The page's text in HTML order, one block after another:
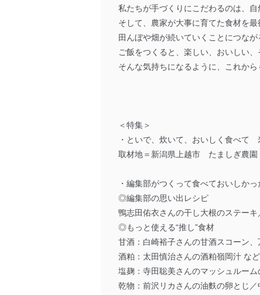
私たちが手づくりにこだわるのは、
そして、農家が大事に育てた食材を最
田んぼや畑が続いていくことにつなが
ご飯をつくると、楽しい、おいしい、
そんな気持ちになるように、これか
＜特集＞
・といで、炊いて、おいしく食べて
取材地＝新潟県上越市 たましぎ農園
・編集部がつくって食べておいしか
◎編集部の思い出レシピ
鴨志田佑衣さんの干し大根のステー
◎もっと使える“推し”食材
甘酒：白崎裕子さんの甘酒スコーン
酒粕：太田慎治さんの酒粕嶺岡汁 など
塩麹：寺田聡美さんのマッシュルー
乾物：前沢リカさんの油麩の卵とじ